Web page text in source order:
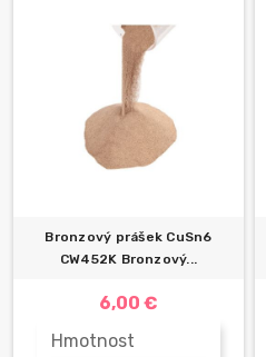
Bronzový prášek CuSn6
CW452K Bronzový...
6,00 €
Hmotnost